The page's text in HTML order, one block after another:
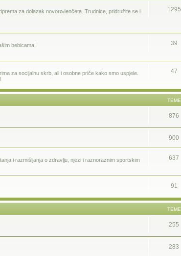
za dolazak novorođenčeta. Trudnice, pridružite se i
1295
bebicama!
39
za socijalnu skrb, ali i osobne priče kako smo uspjele.
47
TEME
876
900
i razmišljanja o zdravlju, njezi i raznoraznim sportskim
637
91
TEME
255
283